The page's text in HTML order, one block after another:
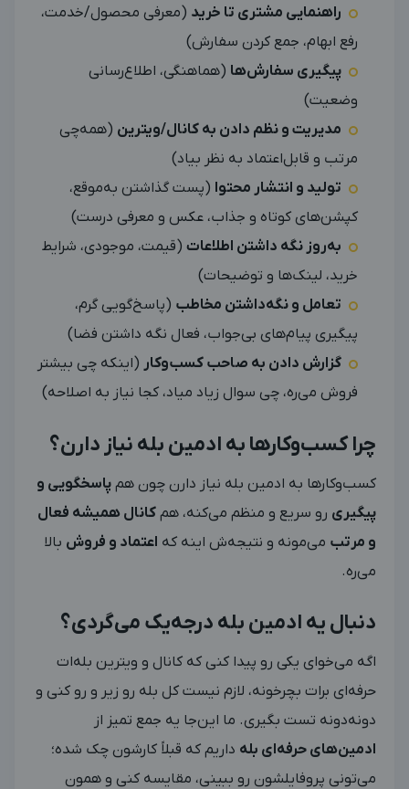
راهنمایی مشتری تا خرید (معرفی محصول/خدمت،
رفع ابهام، جمع کردن سفارش)
پیگیری سفارش‌ها (هماهنگی، اطلاع‌رسانی
وضعیت)
مدیریت و نظم دادن به کانال/ویترین (همه‌چی
مرتب و قابل‌اعتماد به نظر بیاد)
تولید و انتشار محتوا (پست گذاشتن به‌موقع،
کپشن‌های کوتاه و جذاب، عکس و معرفی درست)
به‌روز نگه داشتن اطلاعات (قیمت، موجودی، شرایط
خرید، لینک‌ها و توضیحات)
تعامل و نگه‌داشتن مخاطب (پاسخ‌گویی گرم،
پیگیری پیام‌های بی‌جواب، فعال نگه داشتن فضا)
گزارش دادن به صاحب کسب‌وکار (اینکه چی بیشتر
فروش می‌ره، چی سوال زیاد میاد، کجا نیاز به اصلاحه)
چرا کسب‌وکارها به ادمین بله نیاز دارن؟
کسب‌وکارها به ادمین بله نیاز دارن چون هم پاسخگویی و
پیگیری رو سریع و منظم می‌کنه، هم کانال همیشه فعال
و مرتب می‌مونه و نتیجه‌ش اینه که اعتماد و فروش بالا
می‌ره.
دنبال یه ادمین بله درجه‌یک می‌گردی؟
اگه می‌خوای یکی رو پیدا کنی که کانال و ویترین بله‌ات
حرفه‌ای برات بچرخونه، لازم نیست کل بله رو زیر و رو کنی و
دونه‌دونه تست بگیری. ما این‌جا یه جمع تمیز از
ادمین‌های حرفه‌ای بله داریم که قبلاً کارشون چک شده؛
می‌تونی پروفایلشون رو ببینی، مقایسه کنی و همون